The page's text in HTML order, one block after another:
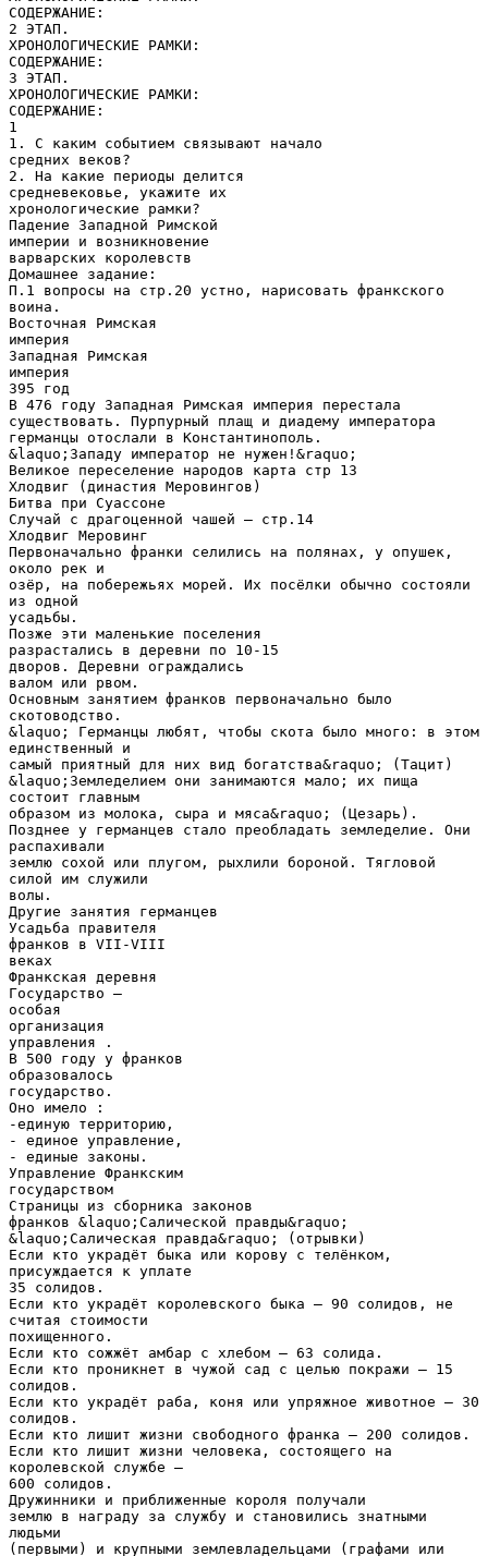
СОДЕРЖАНИЕ:
2 ЭТАП.
ХРОНОЛОГИЧЕСКИЕ РАМКИ:
СОДЕРЖАНИЕ:
3 ЭТАП.
ХРОНОЛОГИЧЕСКИЕ РАМКИ:
СОДЕРЖАНИЕ:
1
1. С каким событием связывают начало
средних веков?
2. На какие периоды делится
средневековье, укажите их
хронологические рамки?
Падение Западной Римской
империи и возникновение
варварских королевств
Домашнее задание:
П.1 вопросы на стр.20 устно, нарисовать франкского
воина.
Восточная Римская
империя
Западная Римская
империя
395 год
В 476 году Западная Римская империя перестала
существовать. Пурпурный плащ и диадему императора
германцы отослали в Константинополь.
&laquo;Западу император не нужен!&raquo;
Великое переселение народов карта стр 13
Хлодвиг (династия Меровингов)
Битва при Суассоне
Случай с драгоценной чашей – стр.14
Хлодвиг Меровинг
Первоначально франки селились на полянах, у опушек,
около рек и
озёр, на побережьях морей. Их посёлки обычно состояли
из одной
усадьбы.
Позже эти маленькие поселения
разрастались в деревни по 10-15
дворов. Деревни ограждались
валом или рвом.
Основным занятием франков первоначально было
скотоводство.
&laquo; Германцы любят, чтобы скота было много: в этом
единственный и
самый приятный для них вид богатства&raquo; (Тацит)
&laquo;Земледелием они занимаются мало; их пища
состоит главным
образом из молока, сыра и мяса&raquo; (Цезарь).
Позднее у германцев стало преобладать земледелие. Они
распахивали
землю сохой или плугом, рыхлили бороной. Тягловой
силой им служили
волы.
Другие занятия германцев
Усадьба правителя
франков в VII-VIII
веках
Франкская деревня
Государство –
особая
организация
управления .
В 500 году у франков
образовалось
государство.
Оно имело :
-единую территорию,
- единое управление,
- единые законы.
Управление Франкским
государством
Страницы из сборника законов
франков &laquo;Салической правды&raquo;
&laquo;Салическая правда&raquo; (отрывки)
Если кто украдёт быка или корову с телёнком,
присуждается к уплате
35 солидов.
Если кто украдёт королевского быка – 90 солидов, не
считая стоимости
похищенного.
Если кто сожжёт амбар с хлебом – 63 солида.
Если кто проникнет в чужой сад с целью покражи – 15
солидов.
Если кто украдёт раба, коня или упряжное животное – 30
солидов.
Если кто лишит жизни свободного франка – 200 солидов.
Если кто лишит жизни человека, состоящего на
королевской службе –
600 солидов.
Дружинники и приближенные короля получали
землю в награду за службу и становились знатными
людьми
(первыми) и крупными землевладельцами (графами или